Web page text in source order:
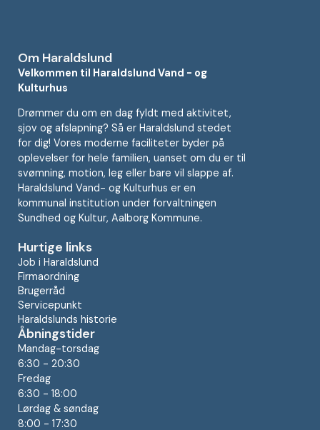
Om Haraldslund
Velkommen til Haraldslund Vand - og
Kulturhus
Drømmer du om en dag fyldt med aktivitet,
sjov og afslapning? Så er Haraldslund stedet
for dig! Vores moderne faciliteter byder på
oplevelser for hele familien, uanset om du er til
svømning, motion, leg eller bare vil slappe af.
Haraldslund Vand- og Kulturhus er en
kommunal institution under forvaltningen
Sundhed og Kultur, Aalborg Kommune.
Hurtige links
Job i Haraldslund
Firmaordning
Brugerråd
Servicepunkt
Haraldslunds historie
Åbningstider
Mandag-torsdag
6:30 - 20:30
Fredag
6:30 - 18:00
Lørdag & søndag
8:00 - 17:30